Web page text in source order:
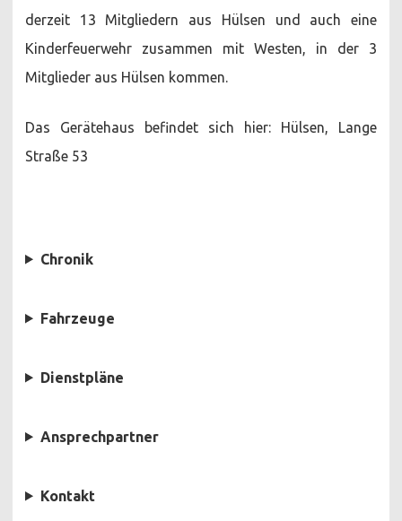
derzeit 13 Mitgliedern aus Hülsen und auch eine
Kinderfeuerwehr zusammen mit Westen, in der 3
Mitglieder aus Hülsen kommen.
Das Gerätehaus befindet sich hier: Hülsen, Lange
Straße 53
Chronik
Fahrzeuge
Dienstpläne
Ansprechpartner
Kontakt